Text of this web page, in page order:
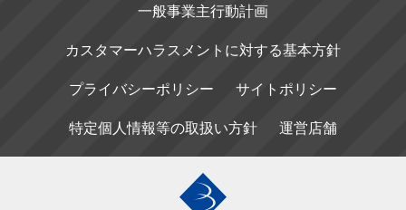
一般事業主行動計画
カスタマーハラスメントに対する基本方針
プライバシーポリシー サイトポリシー
特定個人情報等の取扱い方針 運営店舗